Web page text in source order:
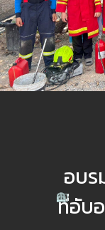
อบร
ที่อับ